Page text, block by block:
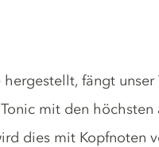
fängt unser
mit den
dies mit Kopfnoten